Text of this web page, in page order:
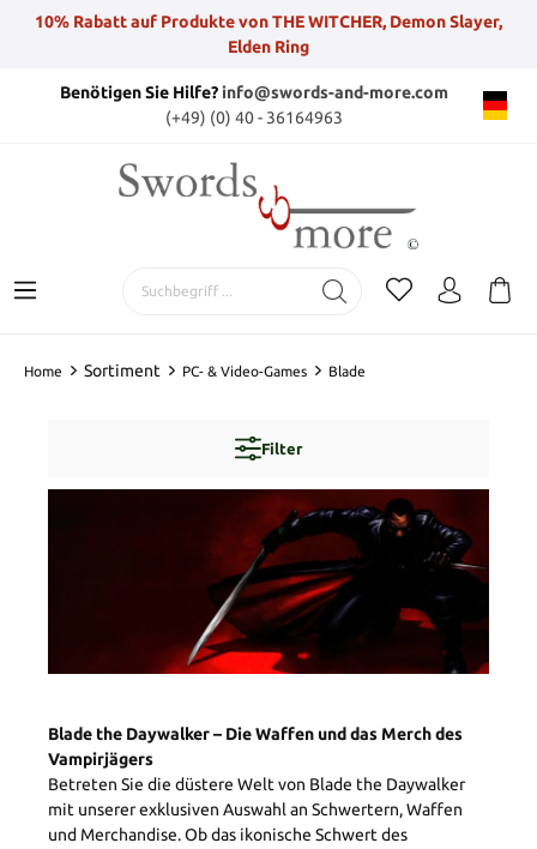
10% Rabatt auf Produkte von THE WITCHER, Demon Slayer,
Elden Ring
Benötigen Sie Hilfe?info@swords-and-more.com
(+49) (0) 40 - 36164963
Home Sortiment PC- & Video-Games Blade
Filter
Blade the Daywalker – Die Waffen und das Merch des
Vampirjägers
Betreten Sie die düstere Welt von Blade the Daywalker
mit unserer exklusiven Auswahl an Schwertern, Waffen
und Merchandise. Ob das ikonische Schwert des